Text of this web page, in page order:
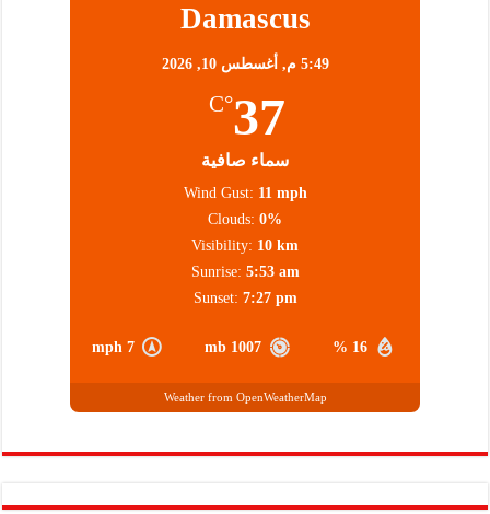
Damascus
5:49 م, أغسطس 10, 2026
37
°C
سماء صافية
16 %
1007 mb
7 mph
Wind Gust: 11 mph
Clouds: 0%
Visibility: 10 km
Sunrise: 5:53 am
Sunset: 7:27 pm
Weather from OpenWeatherMap